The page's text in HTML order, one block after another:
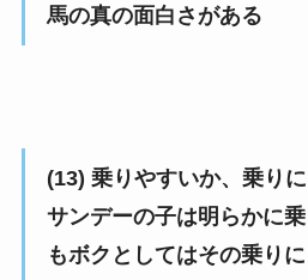
馬の真の面白さがある
(13) 乗りやすいか、乗りに
サンデーの子は明らかに
もボクとしてはその乗り